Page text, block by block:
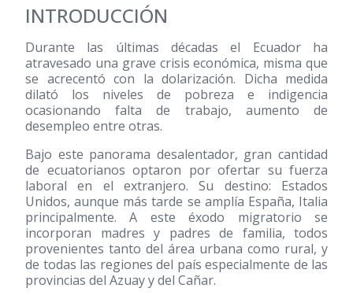
INTRODUCCIÓN
Durante las últimas décadas el Ecuador ha
atravesado una grave crisis económica, misma que
se acrecentó con la dolarización. Dicha medida
dilató los niveles de pobreza e indigencia
ocasionando falta de trabajo, aumento de
desempleo entre otras.
Bajo este panorama desalentador, gran cantidad
de ecuatorianos optaron por ofertar su fuerza
laboral en el extranjero. Su destino: Estados
Unidos, aunque más tarde se amplía España, Italia
principalmente. A este éxodo migratorio se
incorporan madres y padres de familia, todos
provenientes tanto del área urbana como rural, y
de todas las regiones del país especialmente de las
provincias del Azuay y del Cañar.